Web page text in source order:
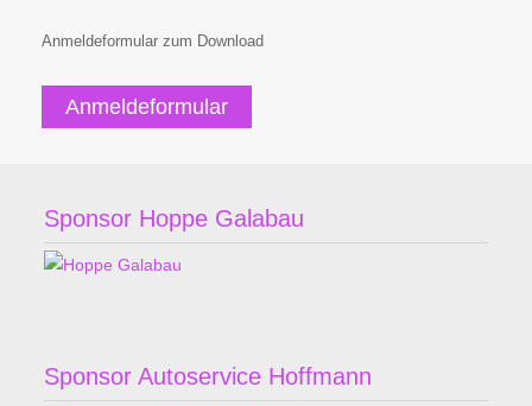
Anmeldeformular zum Download
Anmeldeformular
Sponsor Hoppe Galabau
Sponsor Autoservice Hoffmann